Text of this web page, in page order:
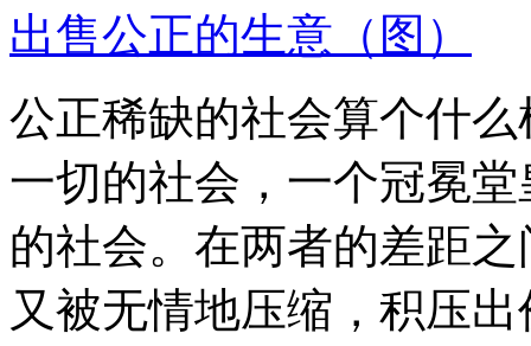
出售公正的生意（图）
公正稀缺的社会算个什
一切的社会，一个冠冕
的社会。在两者的差距
又被无情地压缩，积压